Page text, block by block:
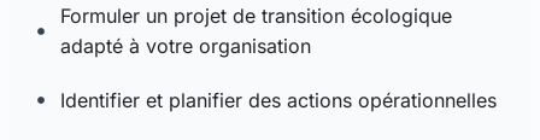
Formuler un projet de transition écologique
adapté à votre organisation
Identifier et planifier des actions opérationnelles